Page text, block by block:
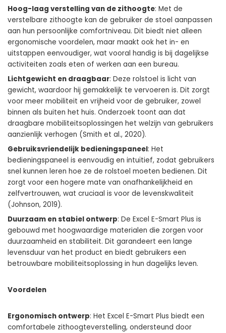
Hoog-laag verstelling van de zithoogte: Met de
verstelbare zithoogte kan de gebruiker de stoel aanpassen
aan hun persoonlijke comfortniveau. Dit biedt niet alleen
ergonomische voordelen, maar maakt ook het in- en
uitstappen eenvoudiger, wat vooral handig is bij dagelijkse
activiteiten zoals eten of werken aan een bureau.
Lichtgewicht en draagbaar: Deze rolstoel is licht van
gewicht, waardoor hij gemakkelijk te vervoeren is. Dit zorgt
voor meer mobiliteit en vrijheid voor de gebruiker, zowel
binnen als buiten het huis. Onderzoek toont aan dat
draagbare mobiliteitsoplossingen het welzijn van gebruikers
aanzienlijk verhogen (Smith et al., 2020).
Gebruiksvriendelijk bedieningspaneel: Het
bedieningspaneel is eenvoudig en intuïtief, zodat gebruikers
snel kunnen leren hoe ze de rolstoel moeten bedienen. Dit
zorgt voor een hogere mate van onafhankelijkheid en
zelfvertrouwen, wat cruciaal is voor de levenskwaliteit
(Johnson, 2019).
Duurzaam en stabiel ontwerp: De Excel E-Smart Plus is
gebouwd met hoogwaardige materialen die zorgen voor
duurzaamheid en stabiliteit. Dit garandeert een lange
levensduur van het product en biedt gebruikers een
betrouwbare mobiliteitsoplossing in hun dagelijks leven.
Voordelen
Ergonomisch ontwerp: Het Excel E-Smart Plus biedt een
comfortabele zithoogteverstelling, ondersteund door